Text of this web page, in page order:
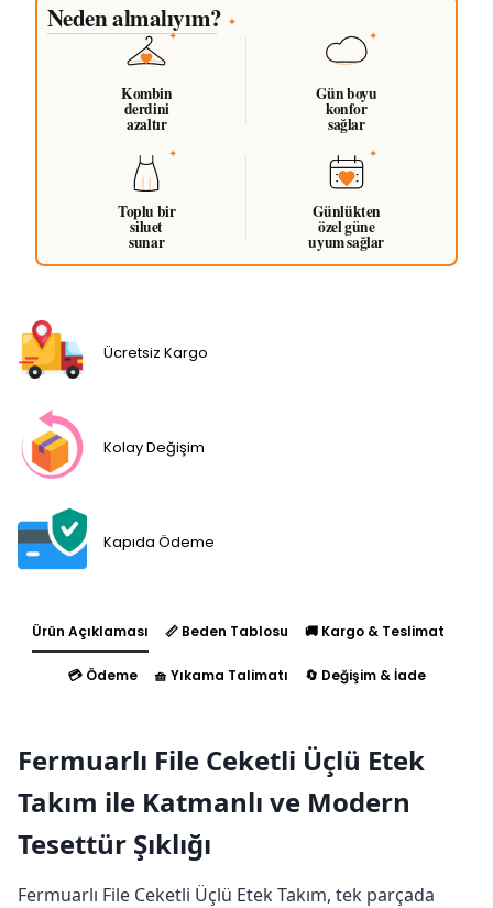
Neden almalıyım? ✦
Kombin
derdini
azaltır
Gün boyu
konfor
sağlar
Toplu bir
siluet
sunar
Günlükten
özel güne
uyum sağlar
Ücretsiz Kargo
Kolay Değişim
Kapıda Ödeme
Ürün Açıklaması 📏 Beden Tablosu 🚚 Kargo & Teslimat
💳 Ödeme 🧺 Yıkama Talimatı 🔄 Değişim & İade
Fermuarlı File Ceketli Üçlü Etek
Takım ile Katmanlı ve Modern
Tesettür Şıklığı
Fermuarlı File Ceketli Üçlü Etek Takım, tek parçada